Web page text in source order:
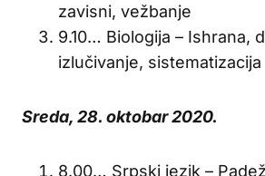
zavisni, vežbanje
9.10… Biologija – Ishrana,
izlučivanje, sistematizacija
Sreda, 28. oktobar 2020.
8.00… Srpski jezik –